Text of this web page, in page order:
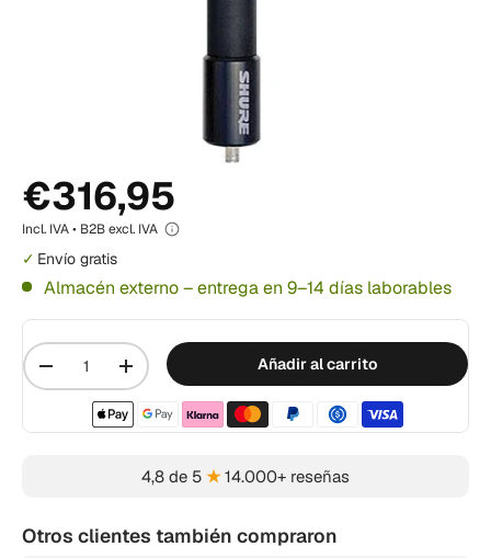
€316,95
Incl. IVA • B2B excl. IVA
Envío gratis
Almacén externo – entrega en 9–14 días laborables
Cantidad
-
+ Añadir al carrito
Métodos de pago aceptados
4,8 de 5 ★14.000+ reseñas
Otros clientes también compraron